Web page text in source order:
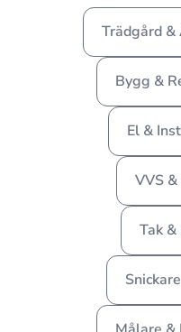
Trädgård &
Bygg &
El &
VVS
Tak &